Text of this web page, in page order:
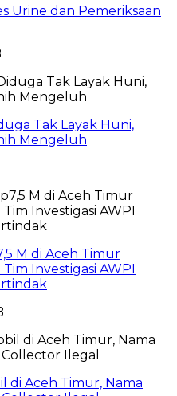
Urine dan Pemeriksaan
Tak Layak Huni,
Mengeluh
M di Aceh Timur
Investigasi AWPI
di Aceh Timur, Nama